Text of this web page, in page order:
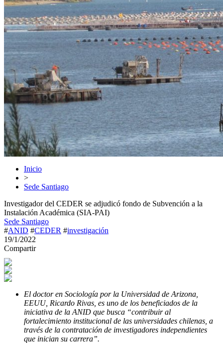
Inicio
>
Sede Santiago
Investigador del CEDER se adjudicó fondo de Subvención a la
Instalación Académica (SIA-PAI)
Sede Santiago
#ANID #CEDER #investigación
19/1/2022
Compartir
El doctor en Sociología por la Universidad de Arizona,
EEUU, Ricardo Rivas, es uno de los beneficiados de la
iniciativa de la ANID que busca “contribuir al
fortalecimiento institucional de las universidades chilenas, a
través de la contratación de investigadores independientes
que inician su carrera”.